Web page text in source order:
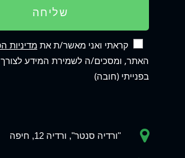
שליחה
קראתי ואני מאשר/ת אתמדיניות
האתר, ומסכים/ה לשמירת המידע לצורך
בפנייתי (חובה)
"ורדיה סנטר", ורדיה 12, חיפה